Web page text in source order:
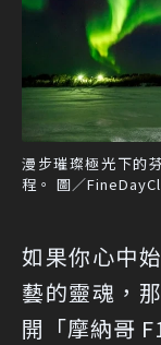
漫步璀璨極光下的
程。 圖／
如果你心中
藝的靈魂，
開「摩納哥